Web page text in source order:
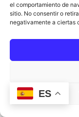
el comportamiento de
sitio. No consentir o
negativamente a ciertas
ES